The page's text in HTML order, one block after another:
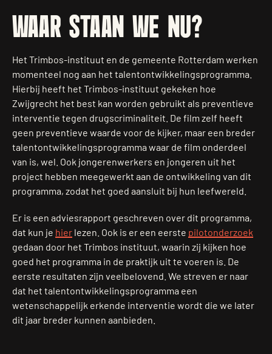
WAAR STAAN WE NU?
Het Trimbos-instituut en de gemeente Rotterdam werken
momenteel nog aan het talentontwikkelingsprogramma.
Hierbij heeft het Trimbos-instituut gekeken hoe
Zwijgrecht het best kan worden gebruikt als preventieve
interventie tegen drugscriminaliteit. De film zelf heeft
geen preventieve waarde voor de kijker, maar een breder
talentontwikkelingsprogramma waar de film onderdeel
van is, wel. Ook jongerenwerkers en jongeren uit het
project hebben meegewerkt aan de ontwikkeling van dit
programma, zodat het goed aansluit bij hun leefwereld.
Er is een adviesrapport geschreven over dit programma,
dat kun je hier lezen. Ook is er een eerste pilotonderzoek
gedaan door het Trimbos instituut, waarin zij kijken hoe
goed het programma in de praktijk uit te voeren is. De
eerste resultaten zijn veelbelovend. We streven er naar
dat het talentontwikkelingsprogramma een
wetenschappelijk erkende interventie wordt die we later
dit jaar breder kunnen aanbieden.